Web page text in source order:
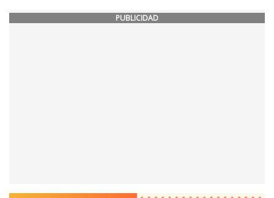
PUBLICIDAD